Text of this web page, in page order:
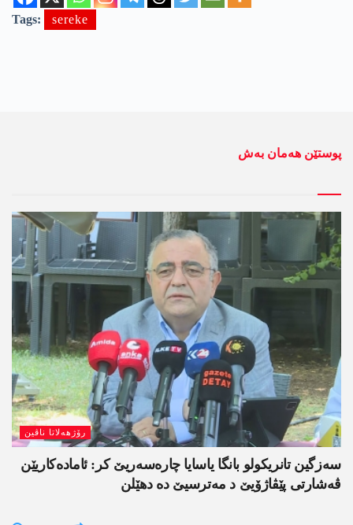
Tags: sereke
پوستێن ھەمان بەش
رۆژھەلاتا ناڤین
سەزگین تانریکولو بانگا یاسایا چارەسەریێ کر: ئامادەکاریێن
ڤەشارتی پێڤاژۆیێ د مەترسیێ دە دھێلن